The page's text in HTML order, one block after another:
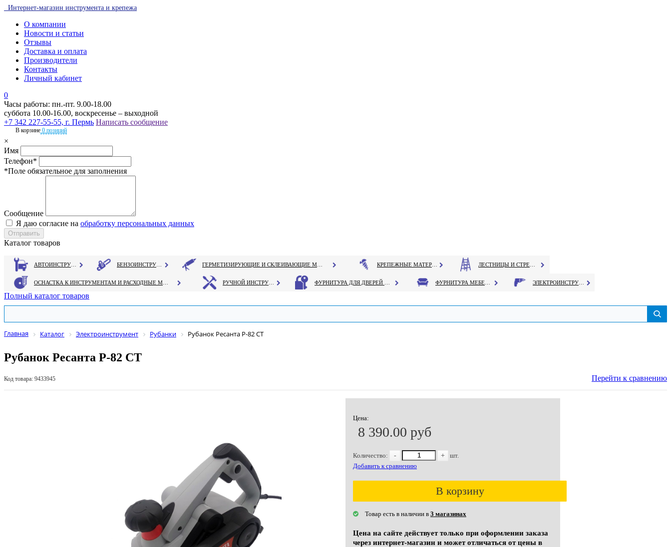
Интернет-магазин инструмента и крепежа
О компании
Новости и статьи
Отзывы
Доставка и оплата
Производители
Контакты
Личный кабинет
0
Часы работы: пн.-пт. 9.00-18.00
суббота 10.00-16.00, воскресенье – выходной
+7 342 227-55-55, г. Пермь Написать сообщение
В корзине 0 позиций
×
Имя
Телефон*
*Поле обязательное для заполнения
Сообщение
Я даю согласие на обработку персональных данных
Каталог товаров
Полный каталог товаров
Главная Каталог Электроинструмент Рубанки Рубанок Ресанта Р-82 СТ
Рубанок Ресанта Р-82 СТ
Код товара: 9433945 Перейти к сравнению
Цена:
8 390.00 руб
Количество: - +
шт.
Добавить к сравнению
В корзину
Товар есть в наличии в 3 магазинах
Цена на сайте действует только при оформлении заказа
через интернет-магазин и может отличаться от цены в